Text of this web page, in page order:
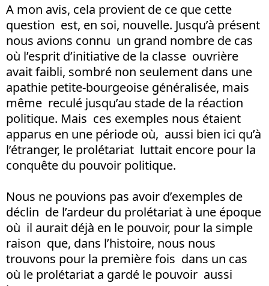
A mon avis, cela provient de ce que cette
question est, en soi, nouvelle. Jusqu’à présent
nous avions connu un grand nombre de cas
où l’esprit d’initiative de la classe ouvrière
avait faibli, sombré non seulement dans une
apathie petite-bourgeoise généralisée, mais
même reculé jusqu’au stade de la réaction
politique. Mais ces exemples nous étaient
apparus en une période où, aussi bien ici qu’à
l’étranger, le prolétariat luttait encore pour la
conquête du pouvoir politique.
Nous ne pouvions pas avoir d’exemples de
déclin de l’ardeur du prolétariat à une époque
où il aurait déjà en le pouvoir, pour la simple
raison que, dans l’histoire, nous nous
trouvons pour la première fois dans un cas
où le prolétariat a gardé le pouvoir aussi